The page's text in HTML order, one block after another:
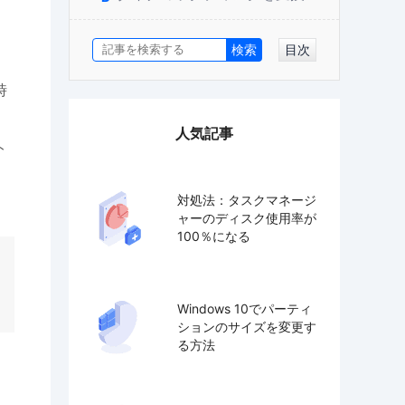
目次
人気記事
対処法：タスクマネージ
ャーのディスク使用率が
100％になる
Windows 10でパーティ
ションのサイズを変更す
る方法